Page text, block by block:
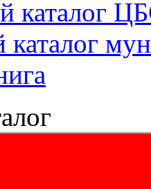
каталог
каталог